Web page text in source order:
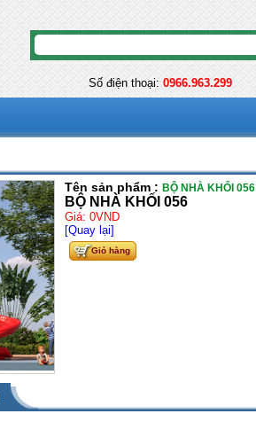
Số điện thoại: 0966.963.299
Tên sản phẩm : BỘ NHÀ KHỐI 056
BỘ NHÀ KHỐI 056
Giá: 0VND
[Quay lại]
Giỏ hàng